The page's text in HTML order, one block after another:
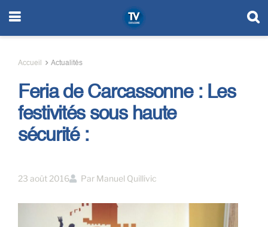
Accueil Actualités
Feria de Carcassonne : Les
festivités sous haute
sécurité :
23 août 2016 Par Manuel Quillivic